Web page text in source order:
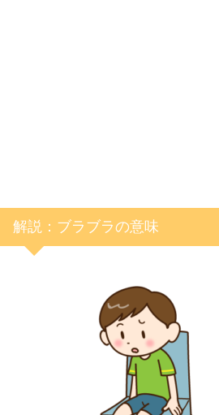
解説：ブラブラの意味